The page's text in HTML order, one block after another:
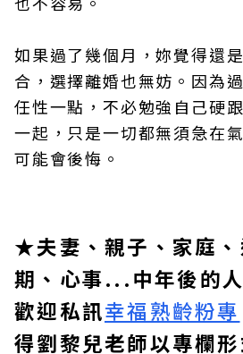
如果過了幾個月，妳覺得還
合，選擇離婚也無妨。因為
任性一點，不必勉強自己硬
一起，只是一切都無須急在
可能會後悔。
★夫妻、親子、家庭、
期、心事...中年後的
歡迎私訊幸福熟齡粉專
得劉黎兒老師以專欄